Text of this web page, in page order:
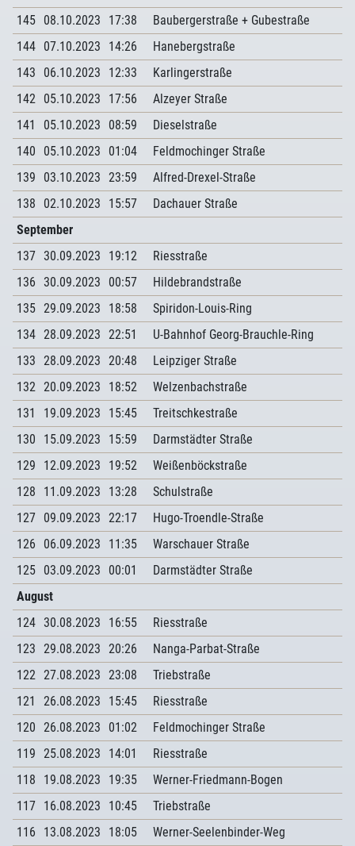
145 08.10.2023 17:38
Baubergerstraße + Gubestraße
144 07.10.2023 14:26
Hanebergstraße
143
06.10.2023 12:33
Karlingerstraße
142 05.10.2023 17:56
Alzeyer Straße
141
05.10.2023 08:59
Dieselstraße
140
05.10.2023 01:04
Feldmochinger Straße
139
03.10.2023 23:59
Alfred-Drexel-Straße
138
02.10.2023 15:57
Dachauer Straße
September
137 30.09.2023 19:12
Riesstraße
136 30.09.2023 00:57
Hildebrandstraße
135 29.09.2023 18:58
Spiridon-Louis-Ring
134 28.09.2023 22:51
U-Bahnhof Georg-Brauchle-Ring
133 28.09.2023 20:48
Leipziger Straße
132 20.09.2023 18:52
Welzenbachstraße
131
19.09.2023 15:45
Treitschkestraße
130
15.09.2023 15:59
Darmstädter Straße
129
12.09.2023 19:52
Weißenböckstraße
128
11.09.2023 13:28
Schulstraße
127 09.09.2023 22:17
Hugo-Troendle-Straße
126
06.09.2023 11:35
Warschauer Straße
125 03.09.2023 00:01
Darmstädter Straße
August
124 30.08.2023 16:55
Riesstraße
123
29.08.2023 20:26
Nanga-Parbat-Straße
122 27.08.2023 23:08
Triebstraße
121
26.08.2023 15:45
Riesstraße
120
26.08.2023 01:02
Feldmochinger Straße
119
25.08.2023 14:01
Riesstraße
118
19.08.2023 19:35
Werner-Friedmann-Bogen
117 16.08.2023 10:45
Triebstraße
116
13.08.2023 18:05
Werner-Seelenbinder-Weg